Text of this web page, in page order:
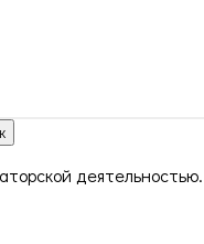
деятельностью.